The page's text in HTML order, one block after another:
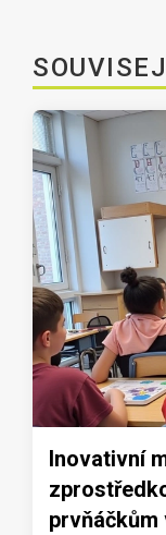
Inovativní
prvňáčkům